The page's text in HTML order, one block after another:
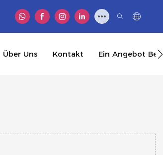
Über Uns Kontakt Ein Angebot